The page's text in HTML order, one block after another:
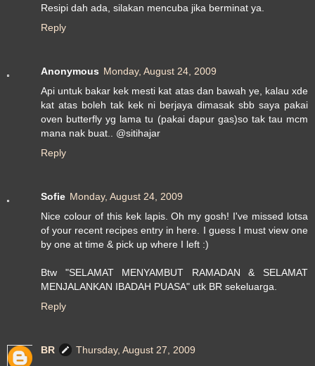
Resipi dah ada, silakan mencuba jika berminat ya.
Reply
Anonymous Monday, August 24, 2009
Api untuk bakar kek mesti kat atas dan bawah ye, kalau xde
kat atas boleh tak kek ni berjaya dimasak sbb saya pakai
oven butterfly yg lama tu (pakai dapur gas)so tak tau mcm
mana nak buat.. @sitihajar
Reply
Sofie Monday, August 24, 2009
Nice colour of this kek lapis. Oh my gosh! I've missed lotsa
of your recent recipes entry in here. I guess I must view one
by one at time & pick up where I left :)
Btw "SELAMAT MENYAMBUT RAMADAN & SELAMAT
MENJALANKAN IBADAH PUASA" utk BR sekeluarga.
Reply
BR
Thursday, August 27, 2009